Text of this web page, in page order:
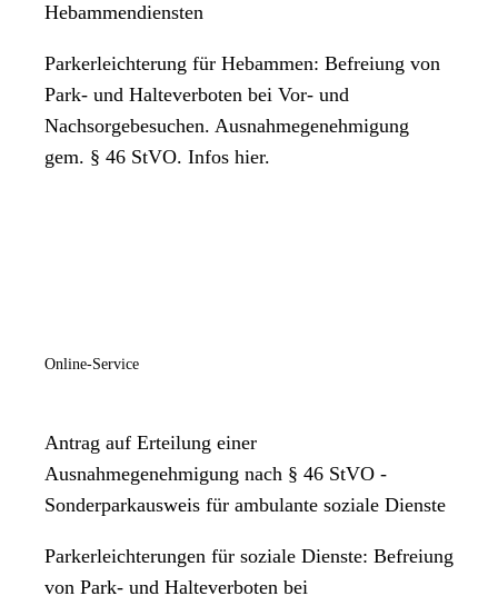
Hebammendiensten
Parkerleichterung für Hebammen: Befreiung von
Park- und Halteverboten bei Vor- und
Nachsorgebesuchen. Ausnahmegenehmigung
gem. § 46 StVO. Infos hier.
Online-Service
Antrag auf Erteilung einer
Ausnahmegenehmigung nach § 46 StVO -
Sonderparkausweis für ambulante soziale Dienste
Parkerleichterungen für soziale Dienste: Befreiung
von Park- und Halteverboten bei